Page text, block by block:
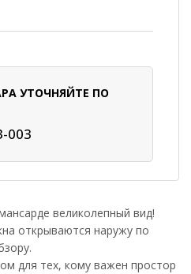
УТОЧНЯЙТЕ ПО
003
великолепный вид!
открываются наружу по
для тех, кому важен простор